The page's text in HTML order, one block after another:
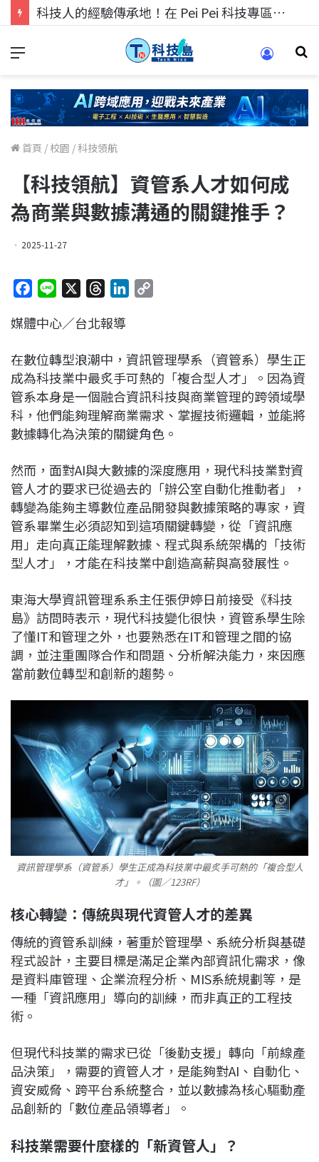
科技人找工作，就到TECH+ 科技專區!
首頁 / 校園 /科技領航
【科技領航】資管系人才如何成
為商業與數據溝通的關鍵推手？
2025-11-27
c
b
o
o
k
n
r
a
d
s
e
d
I
n
L
i
n
k
媒體中心／台北報導
在數位轉型浪潮中，資訊管理學系（資管系）學生正
成為科技業中最炙手可熱的「複合型人才」。因為資
管系本身是一個融合資訊科技與商業管理的跨領域學
科，他們能夠理解商業需求、掌握技術邏輯，並能將
數據轉化為決策的關鍵角色。
然而，面對AI與大數據的深度應用，現代科技業對資
管人才的要求已從過去的「辦公室自動化推動者」，
轉變為能夠主導數位產品開發與數據策略的專家，資
管系畢業生必須認知到這項關鍵轉變，從「資訊應
用」走向真正能理解數據、程式與系統架構的「技術
型人才」，才能在科技業中創造高薪與高發展性。
東海大學資訊管理系系主任張伊婷日前接受《科技
島》訪問時表示，現代科技變化很快，資管系學生除
了懂IT和管理之外，也要熟悉在IT和管理之間的協
調，並注重團隊合作和問題、分析解決能力，來因應
當前數位轉型和創新的趨勢。
資訊管理學系（資管系）學生正成為科技業中最炙手可熱的「複合型人
才」。（圖／123RF）
核心轉變：傳統與現代資管人才的差異
傳統的資管系訓練，著重於管理學、系統分析與基礎
程式設計，主要目標是滿足企業內部資訊化需求，像
是資料庫管理、企業流程分析、MIS系統規劃等，是
一種「資訊應用」導向的訓練，而非真正的工程技
術。
但現代科技業的需求已從「後勤支援」轉向「前線產
品決策」，需要的資管人才，是能夠對AI、自動化、
資安威脅、跨平台系統整合，並以數據為核心驅動產
品創新的「數位產品領導者」。
科技業需要什麼樣的「新資管人」？